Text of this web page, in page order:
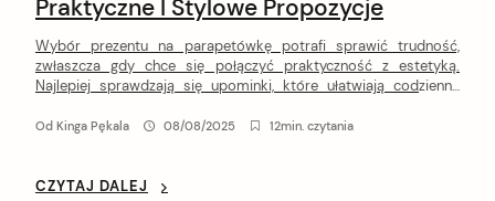
Praktyczne I Stylowe Propozycje
Wybór prezentu na parapetówkę potrafi sprawić trudność,
zwłaszcza gdy chce się połączyć praktyczność z estetyką.
Najlepiej sprawdzają się upominki, które ułatwiają codzienne
temu gospodarze będą mogli korzystać z nich na co dzień, a
Od Kinga Pękala 08/08/2025 12min. czytania
CZYTAJ DALEJ